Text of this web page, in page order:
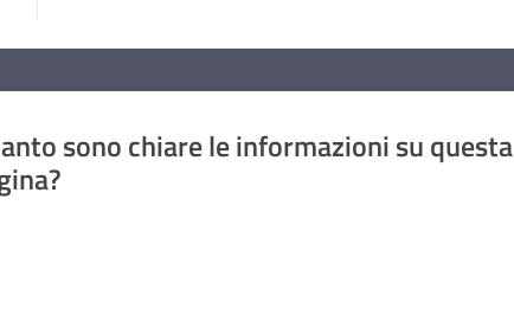
sono chiare le informazioni su questa